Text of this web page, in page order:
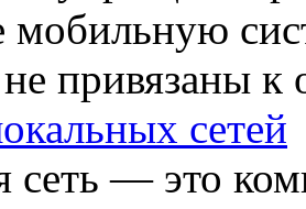
мобильную
привязаны к
сетей
сеть — это